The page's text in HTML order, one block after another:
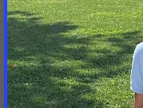
The following was
Reporton December
Read More